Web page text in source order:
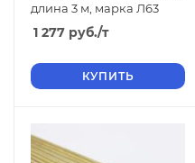
длина 3 м, марка Л63
1 277 руб./т
КУПИТЬ